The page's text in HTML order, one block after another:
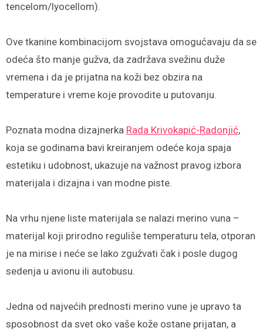
tencelom/lyocellom).
Ove tkanine kombinacijom svojstava omogućavaju da se
odeća što manje gužva, da zadržava svežinu duže
vremena i da je prijatna na koži bez obzira na
temperature i vreme koje provodite u putovanju.
Poznata modna dizajnerka Rada Krivokapić-Radonjić,
koja se godinama bavi kreiranjem odeće koja spaja
estetiku i udobnost, ukazuje na važnost pravog izbora
materijala i dizajna i van modne piste.
Na vrhu njene liste materijala se nalazi merino vuna –
materijal koji prirodno reguliše temperaturu tela, otporan
je na mirise i neće se lako zgužvati čak i posle dugog
sedenja u avionu ili autobusu.
Jedna od najvećih prednosti merino vune je upravo ta
sposobnost da svet oko vaše kože ostane prijatan, a